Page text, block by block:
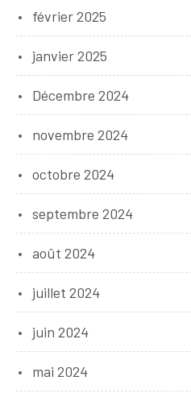
février 2025
janvier 2025
Décembre 2024
novembre 2024
octobre 2024
septembre 2024
août 2024
juillet 2024
juin 2024
mai 2024